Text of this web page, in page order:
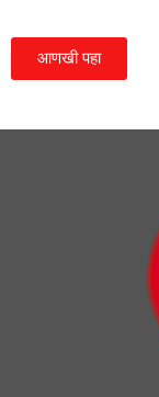
आणखी पहा